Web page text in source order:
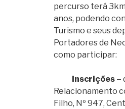
percurso terá
anos, podendo
Turismo e seus
Portadores de
como participar:
Inscrições –
Relacionamento
Filho, Nº 947,